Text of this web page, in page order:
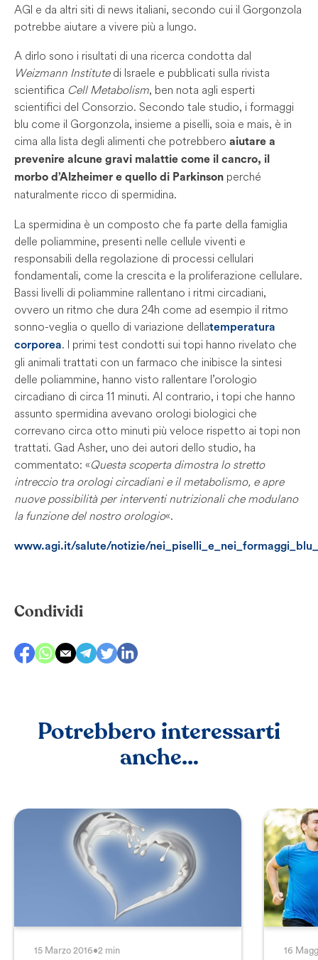
AGI e da altri siti di news italiani, secondo cui il Gorgonzola
potrebbe aiutare a vivere più a lungo.
A dirlo sono i risultati di una ricerca condotta dal
Weizmann Institutedi Israele e pubblicati sulla rivista
scientifica Cell Metabolism, ben nota agli esperti
scientifici del Consorzio. Secondo tale studio, i formaggi
blu come il Gorgonzola, insieme a piselli, soia e mais, è in
cima alla lista degli alimenti che potrebbero aiutare a
prevenire alcune gravi malattie come il cancro, il
morbo d’Alzheimer e quello di Parkinson perché
naturalmente ricco di spermidina.
La spermidina è un composto che fa parte della famiglia
delle poliammine, presenti nelle cellule viventi e
responsabili della regolazione di processi cellulari
fondamentali, come la crescita e la proliferazione cellulare.
Bassi livelli di poliammine rallentano i ritmi circadiani,
ovvero un ritmo che dura 24h come ad esempio il ritmo
sonno-veglia o quello di variazione dellatemperatura
corporea. I primi test condotti sui topi hanno rivelato che
gli animali trattati con un farmaco che inibisce la sintesi
delle poliammine, hanno visto rallentare l’orologio
circadiano di circa 11 minuti. Al contrario, i topi che hanno
assunto spermidina avevano orologi biologici che
correvano circa otto minuti più veloce rispetto ai topi non
trattati. Gad Asher, uno dei autori dello studio, ha
commentato: «Questa scoperta dimostra lo stretto
intreccio tra orologi circadiani e il metabolismo, e apre
nuove possibilità per interventi nutrizionali che modulano
la funzione del nostro orologio«.
www.agi.it/salute/notizie/
Condividi
Potrebbero interessarti
anche…
15 Marzo 2016•2 min 16